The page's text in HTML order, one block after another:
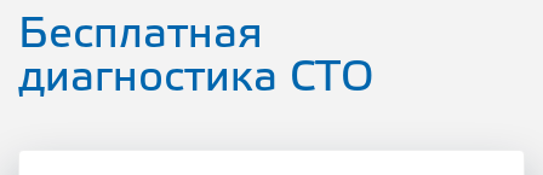
Бесплатная
диагностика СТО